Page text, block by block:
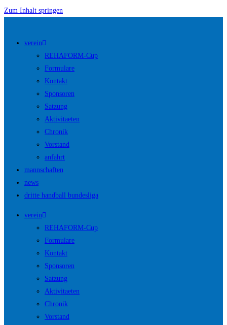
Zum Inhalt springen
verein
REHAFORM-Cup
Formulare
Kontakt
Sponsoren
Satzung
Aktivitaeten
Chronik
Vorstand
anfahrt
mannschaften
news
dritte handball bundesliga
verein
REHAFORM-Cup
Formulare
Kontakt
Sponsoren
Satzung
Aktivitaeten
Chronik
Vorstand